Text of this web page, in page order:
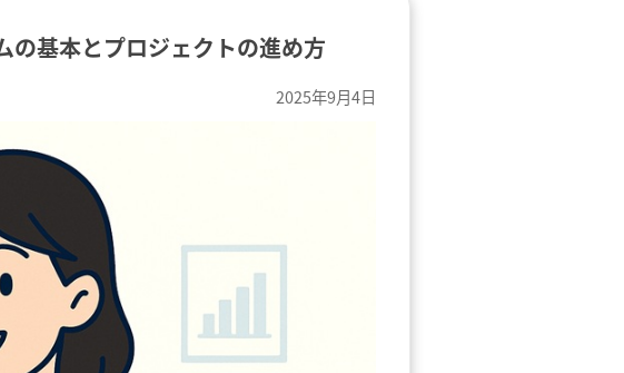
の基本とプロジェクトの進め方
2025年9月4日